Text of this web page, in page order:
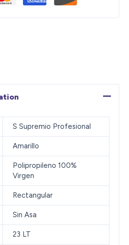
S Supremio Profesional
Amarillo
Polipropileno 100%
Virgen
Rectangular
Sin Asa
23 LT